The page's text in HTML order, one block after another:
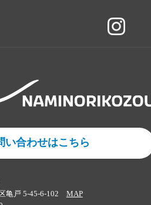
い合わせはこちら
亀戸 5-45-6-102 MAP